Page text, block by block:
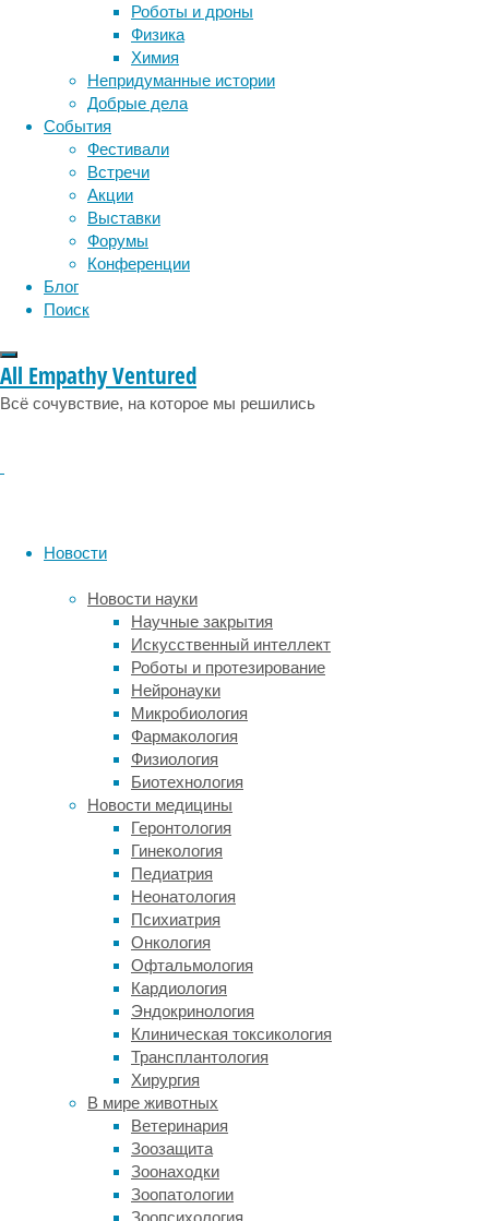
Роботы и дроны
Физика
Химия
Непридуманные истории
Добрые дела
События
Фестивали
Встречи
Акции
Выставки
Форумы
Конференции
Блог
Поиск
All Empathy Ventured
Всё сочувствие, на которое мы решились
Новости
Новости науки
Научные закрытия
Искусственный интеллект
Роботы и протезирование
Нейронауки
Микробиология
Фармакология
Физиология
Биотехнология
Новости медицины
Геронтология
Гинекология
Педиатрия
Неонатология
Психиатрия
Онкология
Офтальмология
Кардиология
Эндокринология
Клиническая токсикология
Трансплантология
Хирургия
В мире животных
Ветеринария
Зоозащита
Зоонаходки
Зоопатологии
Зоопсихология
лимфомами
подготовке
к
открытию
нового
направления
–
лечения
с
помощью
редактирования
отрабатываем
универсальную
огромного
заболеваний»,
заявила
старший
научный
сотрудник
этого
института,
гематолог
Марина
Попова.
выступила
конференции
«Актуальные
вопросы
доклинических
клинических
исследований
лекарственных
средств,
биомедицинских
клеточных
продуктов
лекарства медицина
мозг наука
нейробиология
нейрофизиология
поведение
сон социальные проблемы
физиология
эмоции